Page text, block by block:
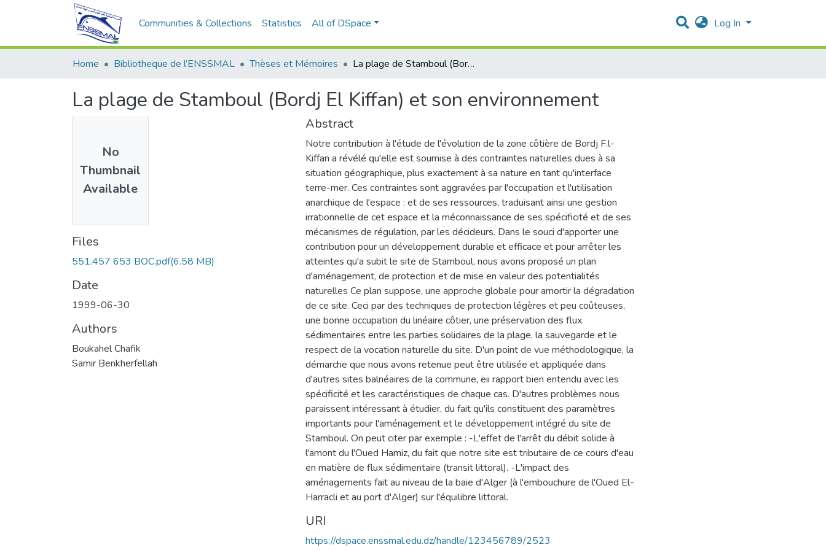
Communities & Collections Statistics All of DSpace Log In
Home Bibliotheque de l’ENSSMAL Thèses et Mémoires La plage de Stamboul (Bordj El Kiffan) et son environnement
La plage de Stamboul (Bordj El Kiffan) et son environnement
No
Thumbnail
Available
Files
551.457 653 BOC.pdf(6.58 MB)
Date
1999-06-30
Authors
Boukahel Chafik
Samir Benkherfellah
Abstract
Notre contribution à l'étude de l'évolution de la zone côtière de Bordj F.l-
Kiffan a révélé qu'elle est soumise à des contraintes naturelles dues à sa
situation géographique, plus exactement à sa nature en tant qu'interface
terre-mer. Ces contraintes sont aggravées par l'occupation et l'utilisation
anarchique de l'espace : et de ses ressources, traduisant ainsi une gestion
irrationnelle de cet espace et la méconnaissance de ses spécificité et de ses
mécanismes de régulation, par les décideurs. Dans le souci d'apporter une
contribution pour un développement durable et efficace et pour arrêter les
atteintes qu'a subit le site de Stamboul, nous avons proposé un plan
d'aménagement, de protection et de mise en valeur des potentialités
naturelles Ce plan suppose, une approche globale pour amortir la dégradation
de ce site. Ceci par des techniques de protection légères et peu coûteuses,
une bonne occupation du linéaire côtier, une préservation des flux
sédimentaires entre les parties solidaires de la plage, la sauvegarde et le
respect de la vocation naturelle du site. D'un point de vue méthodologique, la
démarche que nous avons retenue peut être utilisée et appliquée dans
d'autres sites balnéaires de la commune, ëii rapport bien entendu avec les
spécificité et les caractéristiques de chaque cas. D'autres problèmes nous
paraissent intéressant à étudier, du fait qu'ils constituent des paramètres
importants pour l'aménagement et le développement intégré du site de
Stamboul. On peut citer par exemple : -L'effet de l'arrêt du débit solide à
l'amont du l'Oued Hamiz, du fait que notre site est tributaire de ce cours d'eau
en matière de flux sédimentaire (transit littoral). -L'impact des
aménagements fait au niveau de la baie d'Alger (à l'embouchure de l'Oued El-
Harracli et au port d'Alger) sur l'équilibre littoral.
URI
https://dspace.enssmal.edu.dz/handle/123456789/2523